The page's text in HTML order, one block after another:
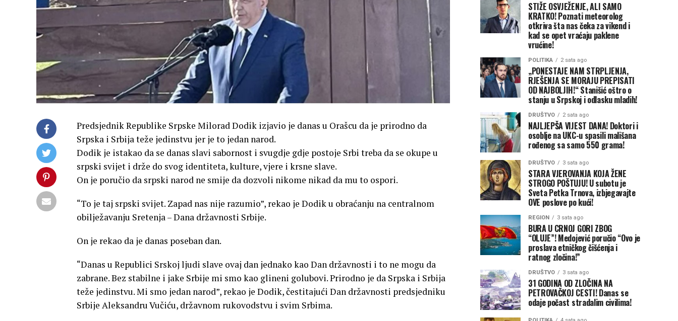
Predsjednik Republike Srpske Milorad Dodik izjavio je danas u Orašcu da je prirodno da
Srpska i Srbija teže jedinstvu jer je to jedan narod.
Dodik je istakao da se danas slavi sabornost i svugdje gdje postoje Srbi treba da se okupe u
srpski svijet i drže do svog identiteta, kulture, vjere i krsne slave.
On je poručio da srpski narod ne smije da dozvoli nikome nikad da mu to ospori.
“To je taj srpski svijet. Zapad nas nije razumio”, rekao je Dodik u obraćanju na centralnom
obilježavanju Sretenja – Dana državnosti Srbije.
On je rekao da je danas poseban dan.
“Danas u Republici Srskoj ljudi slave ovaj dan jednako kao Dan državnosti i to ne mogu da
zabrane. Bez stabilne i jake Srbije mi smo kao glineni golubovi. Prirodno je da Srpska i Srbija
teže jedinstvu. Mi smo jedan narod”, rekao je Dodik, čestitajući Dan državnosti predsjedniku
Srbije Aleksandru Vučiću, državnom rukovodstvu i svim Srbima.
STIŽE OSVJEŽENJE, ALI SAMO
KRATKO! Poznati meteorolog
otkriva šta nas čeka za vikend i
kad se opet vraćaju paklene
vrućine!
POLITIKA 2 sata ago
„PONESTAJE NAM STRPLJENJA,
RJEŠENJA SE MORAJU PREPISATI
OD NAJBOLJIH!“ Stanišić oštro o
stanju u Srpskoj i odlasku mladih!
DRUŠTVO 2 sata ago
NAJLJEPŠA VIJEST DANA! Doktori i
osoblje na UKC-u spasili mališana
rođenog sa samo 550 grama!
DRUŠTVO 3 sata ago
STARA VJEROVANJA KOJA ŽENE
STROGO POŠTUJU! U subotu je
Sveta Petka Trnova, izbjegavajte
OVE poslove po kući!
REGION 3 sata ago
BURA U CRNOJ GORI ZBOG
“OLUJE”! Medojević poručio “Ovo je
proslava etničkog čišćenja i
ratnog zločina!”
DRUŠTVO 3 sata ago
31 GODINA OD ZLOČINA NA
PETROVAČKOJ CESTI! Danas se
odaje počast stradalim civilima!